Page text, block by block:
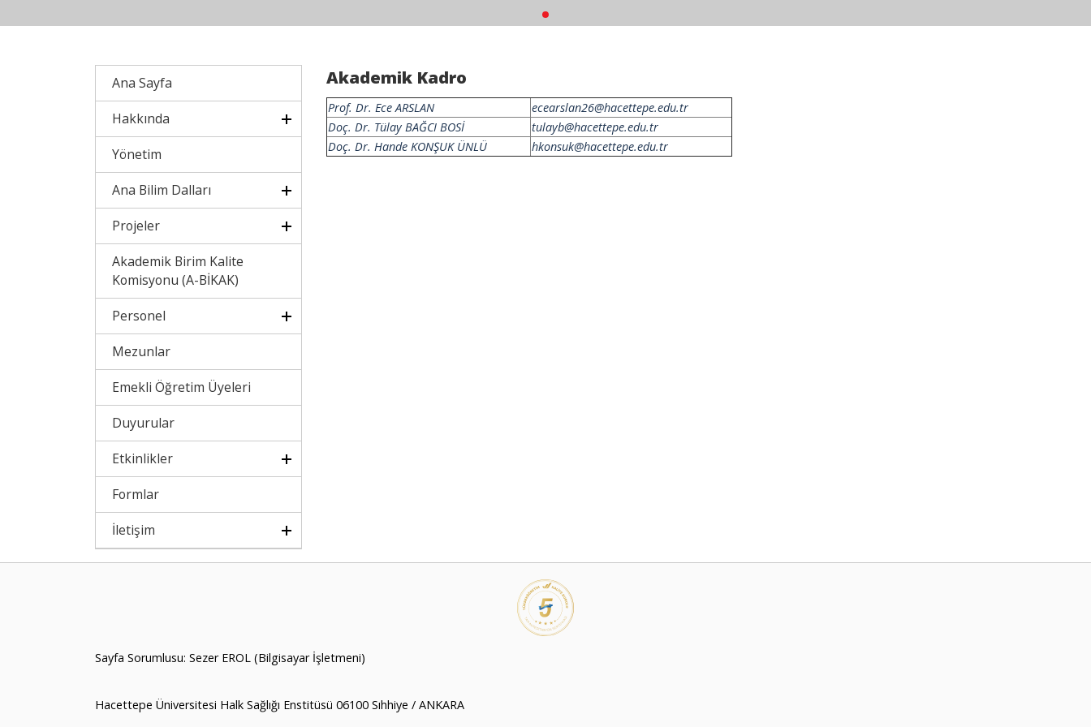
Ana Sayfa
Hakkında
Yönetim
Ana Bilim Dalları
Projeler
Akademik Birim Kalite
Komisyonu (A-BİKAK)
Personel
Mezunlar
Emekli Öğretim Üyeleri
Duyurular
Etkinlikler
Formlar
İletişim
Akademik Kadro
Prof. Dr. Ece ARSLAN
ecearslan26@hacettepe.edu.tr
Doç. Dr. Tülay BAĞCI BOSİ
tulayb@hacettepe.edu.tr
Doç. Dr. Hande KONŞUK ÜNLÜ
hkonsuk@hacettepe.edu.tr
Sayfa Sorumlusu: Sezer EROL (Bilgisayar İşletmeni)
Hacettepe Üniversitesi Halk Sağlığı Enstitüsü 06100 Sıhhiye / ANKARA